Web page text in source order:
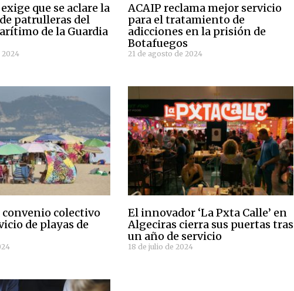
que se aclare la
patrulleras del
de la Guardia
2024
ACAIP reclama mejor servicio
para el tratamiento de
adicciones en la prisión de
Botafuegos
21 de agosto de 2024
convenio colectivo
de playas de
El innovador ‘La Pxta Calle’ en
Algeciras cierra sus puertas tras
un año de servicio
18 de julio de 2024